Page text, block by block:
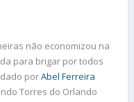
não economizou na
para brigar por todos
porAbel Ferreira
Torres do Orlando